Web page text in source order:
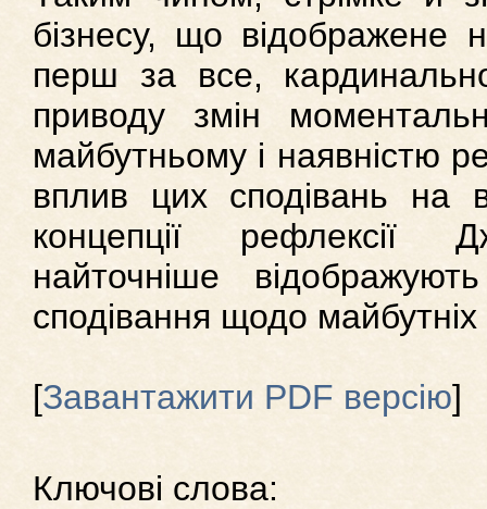
бізнесу, що відображене
перш за все,
приводу змін
майбутньому і наявністю
вплив цих сподівань на
концепції
найточніше
сподівання щодо майбутніх
[Завантажити PDF версію]
Ключові слова: